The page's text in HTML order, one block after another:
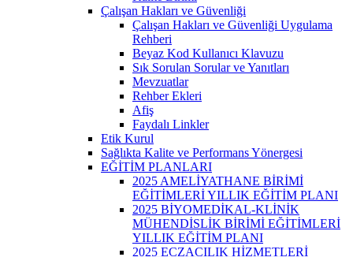
Çalışan Hakları ve Güvenliği
Çalışan Hakları ve Güvenliği Uygulama
Rehberi
Beyaz Kod Kullanıcı Klavuzu
Sık Sorulan Sorular ve Yanıtları
Mevzuatlar
Rehber Ekleri
Afiş
Faydalı Linkler
Etik Kurul
Sağlıkta Kalite ve Performans Yönergesi
EĞİTİM PLANLARI
2025 AMELİYATHANE BİRİMİ
EĞİTİMLERİ YILLIK EĞİTİM PLANI
2025 BİYOMEDİKAL-KLİNİK
MÜHENDİSLİK BİRİMİ EĞİTİMLERİ
YILLIK EĞİTİM PLANI
2025 ECZACILIK HİZMETLERİ